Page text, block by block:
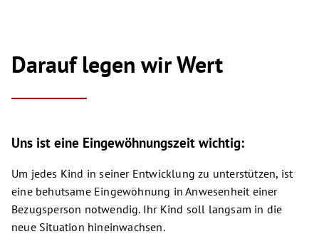
Darauf legen wir Wert
Uns ist eine Eingewöhnungszeit wichtig:
Um jedes Kind in seiner Entwicklung zu unterstützen, ist
eine behutsame Eingewöhnung in Anwesenheit einer
Bezugsperson notwendig. Ihr Kind soll langsam in die
neue Situation hineinwachsen.